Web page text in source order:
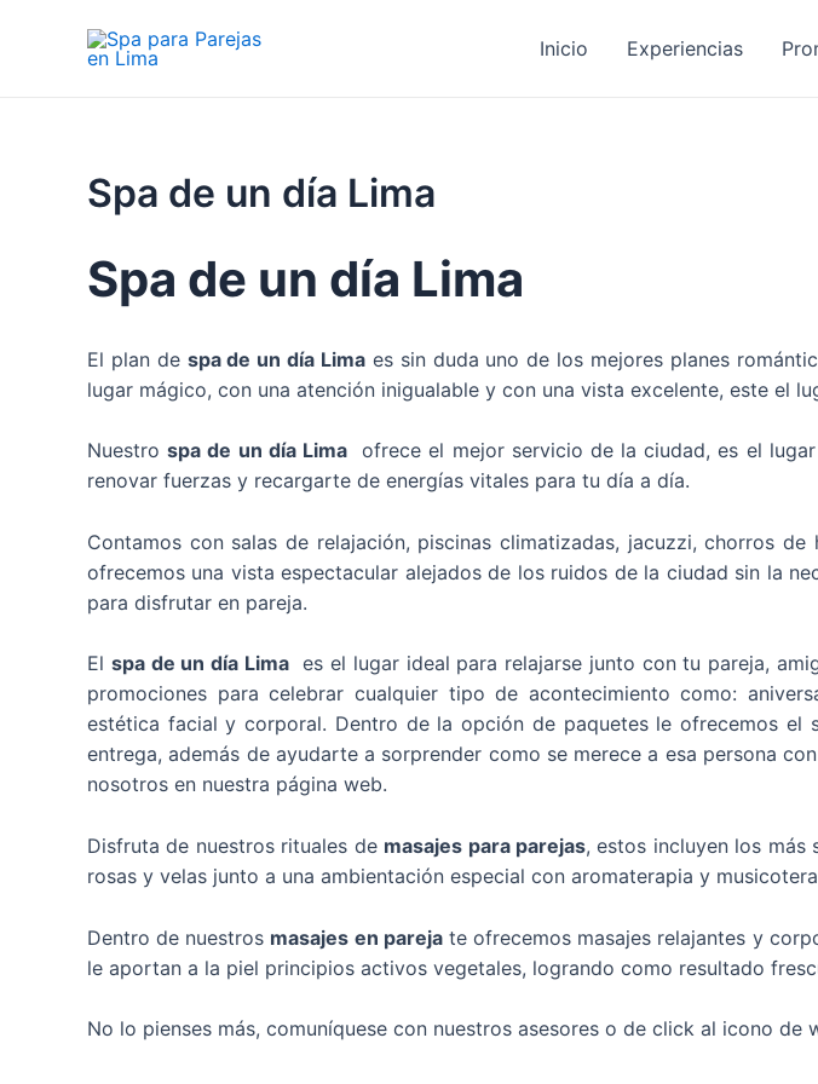
Inicio Experiencias
Spa de un día Lima
Spa de un día Lima
El plan de spa de un día Limaes sin duda uno de los mejores planes
lugar mágico, con una atención inigualable y con una vista excelente, este el
Nuestrospa de un día Lima
ofrece el mejor servicio de la ciudad, es el
renovar fuerzas y recargarte de energías vitales para tu día a día.
Contamos con salas de relajación, piscinas climatizadas, jacuzzi, chorros
ofrecemos una vista espectacular alejados de los ruidos de la ciudad sin la
para disfrutar en pareja.
El spa de un día Lima es el lugar ideal para relajarse junto con tu pareja,
promociones para celebrar cualquier tipo de acontecimiento como:
estética facial y corporal. Dentro de la opción de paquetes le ofrecemos el
entrega, además de ayudarte a sorprender como se merece a esa persona
nosotros en nuestra página web.
Disfruta de nuestros rituales de masajes para parejas, estos incluyen los
rosas y velas junto a una ambientación especial con aromaterapia y
Dentro de nuestros masajes en parejate ofrecemos masajes relajantes y
le aportan a la piel principios activos vegetales, logrando como resultado
No lo pienses más, comuníquese con nuestros asesores o de click al icono